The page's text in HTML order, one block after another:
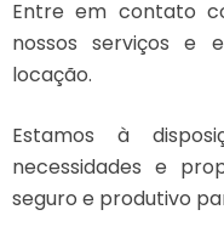
Entre em contato
nossos serviços e
locação.
Estamos à
necessidades e
seguro e produtivo